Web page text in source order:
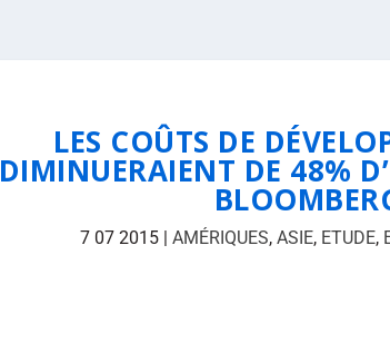
LES COÛTS DE
DIMINUERAIENT DE 48%
7 07 2015 | AMÉRIQUES, ASIE, ETUDE,